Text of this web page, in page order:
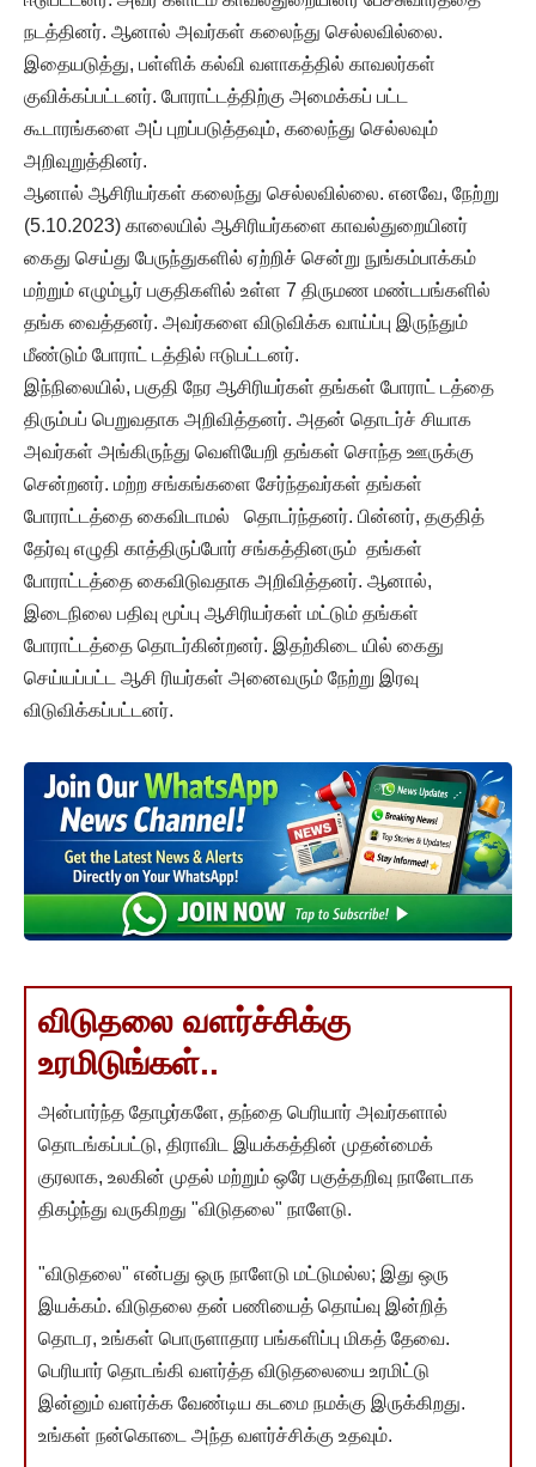
நடத்தினர். ஆனால் அவர்கள் கலைந்து செல்லவில்லை.
இதையடுத்து, பள்ளிக் கல்வி வளாகத்தில் காவலர்கள்
குவிக்கப்பட்டனர். போராட்டத்திற்கு அமைக்கப் பட்ட
கூடாரங்களை அப் புறப்படுத்தவும், கலைந்து செல்லவும்
அறிவுறுத்தினர்.
ஆனால் ஆசிரியர்கள் கலைந்து செல்லவில்லை. எனவே, நேற்று
(5.10.2023) காலையில் ஆசிரியர்களை காவல்துறையினர்
கைது செய்து பேருந்துகளில் ஏற்றிச் சென்று நுங்கம்பாக்கம்
மற்றும் எழும்பூர் பகுதிகளில் உள்ள 7 திருமண மண்டபங்களில்
தங்க வைத்தனர். அவர்களை விடுவிக்க வாய்ப்பு இருந்தும்
மீண்டும் போராட் டத்தில் ஈடுபட்டனர்.
இந்நிலையில், பகுதி நேர ஆசிரியர்கள் தங்கள் போராட் டத்தை
திரும்பப் பெறுவதாக அறிவித்தனர். அதன் தொடர்ச் சியாக
அவர்கள் அங்கிருந்து வெளியேறி தங்கள் சொந்த ஊருக்கு
சென்றனர். மற்ற சங்கங்களை சேர்ந்தவர்கள் தங்கள்
போராட்டத்தை கைவிடாமல் தொடர்ந்தனர். பின்னர், தகுதித்
தேர்வு எழுதி காத்திருப்போர் சங்கத்தினரும் தங்கள்
போராட்டத்தை கைவிடுவதாக அறிவித்தனர். ஆனால்,
இடைநிலை பதிவு மூப்பு ஆசிரியர்கள் மட்டும் தங்கள்
போராட்டத்தை தொடர்கின்றனர். இதற்கிடை யில் கைது
செய்யப்பட்ட ஆசி ரியர்கள் அனைவரும் நேற்று இரவு
விடுவிக்கப்பட்டனர்.
விடுதலை வளர்ச்சிக்கு
உரமிடுங்கள்..
அன்பார்ந்த தோழர்களே, தந்தை பெரியார் அவர்களால்
தொடங்கப்பட்டு, திராவிட இயக்கத்தின் முதன்மைக்
குரலாக, உலகின் முதல் மற்றும் ஒரே பகுத்தறிவு நாளேடாக
திகழ்ந்து வருகிறது "விடுதலை" நாளேடு.
"விடுதலை" என்பது ஒரு நாளேடு மட்டுமல்ல; இது ஒரு
இயக்கம். விடுதலை தன் பணியைத் தொய்வு இன்றித்
தொடர, உங்கள் பொருளாதார பங்களிப்பு மிகத் தேவை.
பெரியார் தொடங்கி வளர்த்த விடுதலையை உரமிட்டு
இன்னும் வளர்க்க வேண்டிய கடமை நமக்கு இருக்கிறது.
உங்கள் நன்கொடை அந்த வளர்ச்சிக்கு உதவும்.